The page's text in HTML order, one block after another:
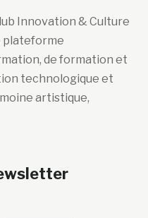
Innovation & Culture
plateforme
de formation et
technologique et
artistique,